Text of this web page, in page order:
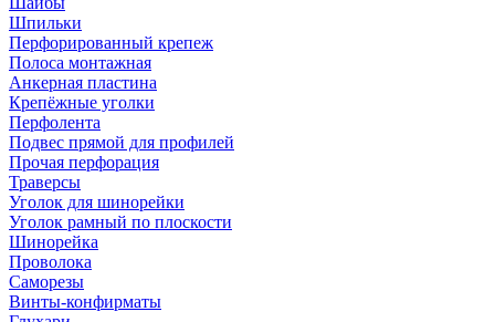
Шпильки
Перфорированный крепеж
Полоса монтажная
Анкерная пластина
Крепёжные уголки
Перфолента
Подвес прямой для профилей
Прочая перфорация
Траверсы
Уголок для шинорейки
Уголок рамный по плоскости
Шинорейка
Проволока
Саморезы
Винты-конфирматы